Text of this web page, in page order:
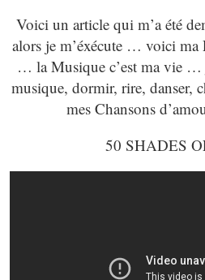
Voici un article qui m’a été
alors je m’éxécute … voici
… la Musique c’est ma vie …
musique, dormir, rire,
mes Chansons
50 SHADES